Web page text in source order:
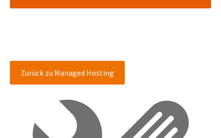
Zurück zu Managed Hosting